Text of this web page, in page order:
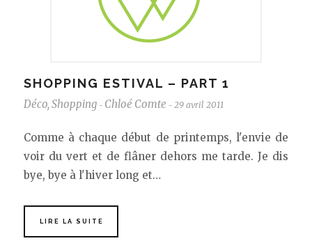
SHOPPING ESTIVAL – PART 1
Déco, Shopping - Chloé Comte - 29 avril 2011
Comme à chaque début de printemps, l'envie de
voir du vert et de flâner dehors me tarde. Je dis
bye, bye à l'hiver long et…
LIRE LA SUITE